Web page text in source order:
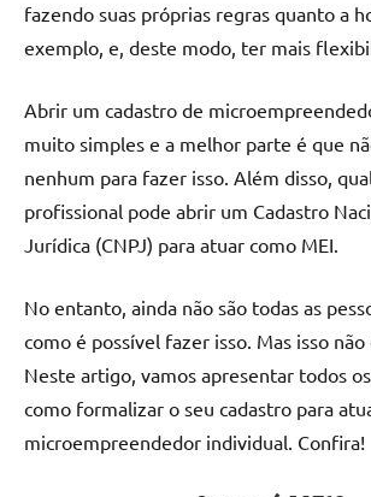
fazendo suas próprias regras quanto a
exemplo, e, deste modo, ter mais
Abrir um cadastro de
muito simples e a melhor parte é que
nenhum para fazer isso. Além disso,
profissional pode abrir um Cadastro
Jurídica (CNPJ) para atuar como MEI.
No entanto, ainda não são todas as
como é possível fazer isso. Mas isso
Neste artigo, vamos apresentar todos
como formalizar o seu cadastro para
microempreendedor individual. Confira!